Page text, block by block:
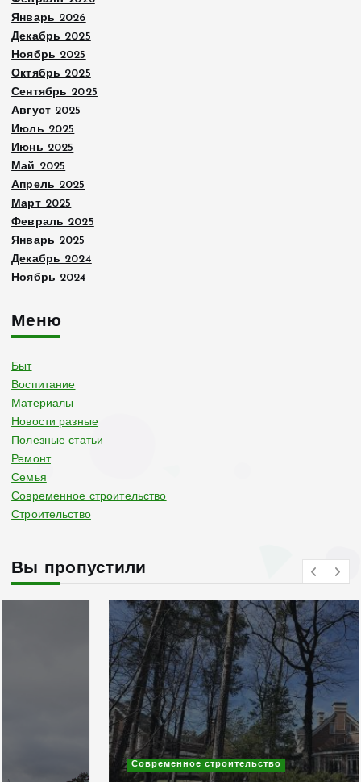
Январь 2026
Декабрь 2025
Ноябрь 2025
Октябрь 2025
Сентябрь 2025
Август 2025
Июль 2025
Июнь 2025
Май 2025
Апрель 2025
Март 2025
Февраль 2025
Январь 2025
Декабрь 2024
Ноябрь 2024
Меню
Быт
Воспитание
Материалы
Новости разные
Полезные статьи
Ремонт
Семья
Современное строительство
Строительство
Вы пропустили
Современное строительство